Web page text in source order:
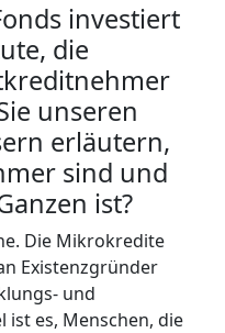
investiert
die
unseren
erläutern,
sind und
ist?
Die Mikrokredite
Existenzgründer
und
ist es, Menschen, die